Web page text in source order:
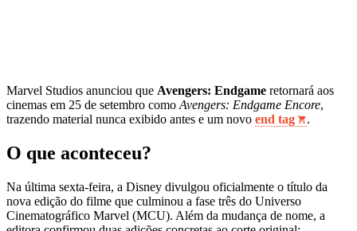
Marvel Studios anunciou que Avengers: Endgame retornará aos
cinemas em 25 de setembro como Avengers: Endgame Encore,
trazendo material nunca exibido antes e um novo end tag .
O que aconteceu?
Na última sexta‑feira, a Disney divulgou oficialmente o título da
nova edição do filme que culminou a fase três do Universo
Cinematográfico Marvel (MCU). Além da mudança de nome, a